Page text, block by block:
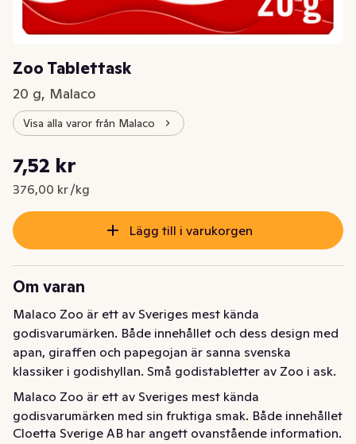
Zoo Tablettask
20 g, Malaco
Visa alla varor från Malaco
Nuvarande pris är: 7,52 kr
7,52 kr
376,00 kr /kg
Styckpris: 376,00 kr /kg
Lägg till i varukorgen
Om varan
Malaco Zoo är ett av Sveriges mest kända
godisvarumärken. Både innehållet och dess design med
apan, giraffen och papegojan är sanna svenska
klassiker i godishyllan. Små godistabletter av Zoo i ask.
Malaco Zoo är ett av Sveriges mest kända
godisvarumärken med sin fruktiga smak. Både innehållet
och dess design med apan, giraffen och papegojan är
Cloetta Sverige AB har angett ovanstående information.